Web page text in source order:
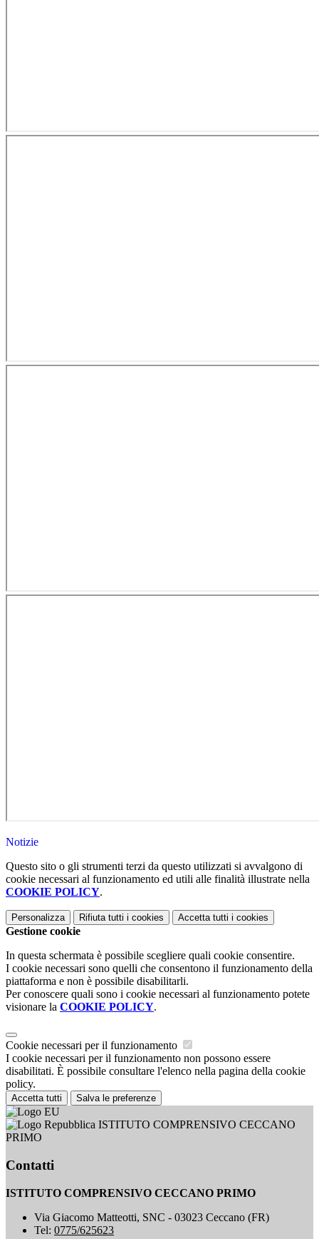
Notizie
Questo sito o gli strumenti terzi da questo utilizzati si avvalgono di
cookie necessari al funzionamento ed utili alle finalità illustrate nella
COOKIE POLICY.
Personalizza Rifiuta tutti i cookies Accetta tutti i cookies
Gestione cookie
In questa schermata è possibile scegliere quali cookie consentire.
I cookie necessari sono quelli che consentono il funzionamento della
piattaforma e non è possibile disabilitarli.
Per conoscere quali sono i cookie necessari al funzionamento potete
visionare la COOKIE POLICY.
Cookie necessari per il funzionamento
I cookie necessari per il funzionamento non possono essere
disabilitati. È possibile consultare l'elenco nella pagina della cookie
policy.
Accetta tutti Salva le preferenze
ISTITUTO COMPRENSIVO CECCANO
PRIMO
Contatti
ISTITUTO COMPRENSIVO CECCANO PRIMO
Via Giacomo Matteotti, SNC - 03023 Ceccano (FR)
Tel: 0775/625623